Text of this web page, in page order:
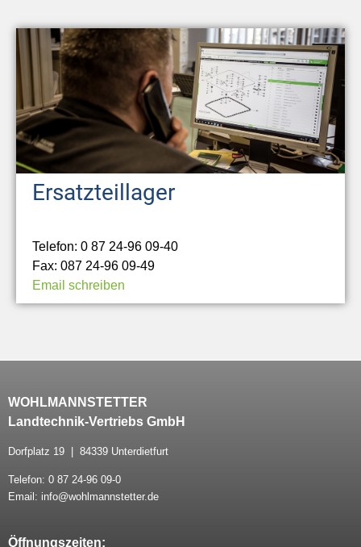
Ersatzteillager
Telefon: 0 87 24-96 09-40
Fax: 087 24-96 09-49
Email schreiben
WOHLMANNSTETTER
Landtechnik-Vertriebs GmbH
Dorfplatz 19 | 84339 Unterdietfurt
Telefon: 0 87 24-96 09-0
Email: info@wohlmannstetter.de
Öffnungszeiten: